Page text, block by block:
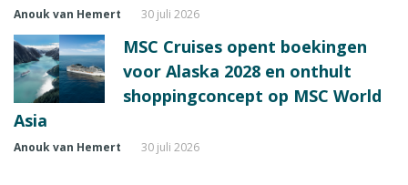
Anouk van Hemert 30 juli 2026
MSC Cruises opent boekingen
voor Alaska 2028 en onthult
shoppingconcept op MSC World
Asia
Anouk van Hemert 30 juli 2026